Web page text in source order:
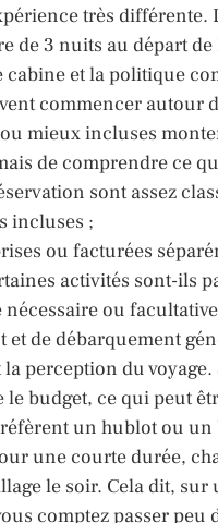
très différente.
de 3 nuits au départ
cabine et la politique
commencer
mieux incluses
de comprendre ce
sont assez
incluses ;
ou facturées
activités sont-ils
nécessaire ou
et de débarquement
perception du
budget, ce qui peut
un hublot ou
une courte durée,
le soir. Cela dit,
comptez passer peu